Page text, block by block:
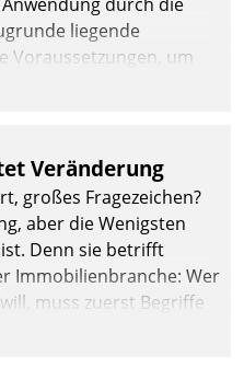
liegende
Voraussetzungen, um
erweitern und weitere
Veränderung
großes Fragezeichen?
aber die Wenigsten
Denn sie betrifft
Immobilienbranche: Wer
muss zuerst Begriffe
Optimierung: